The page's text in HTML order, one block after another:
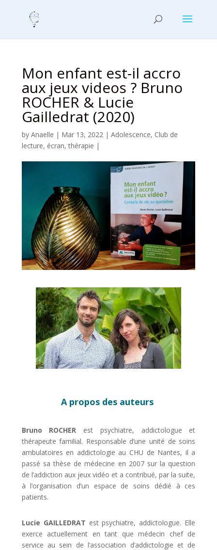
Mon enfant est-il accro
aux jeux videos ? Bruno
ROCHER & Lucie
Gailledrat (2020)
by Anaelle | Mar 13, 2022| Adolescence, Club de
lecture, écran,thérapie |
A propos des auteurs
Bruno ROCHER est psychiatre, addictologue et
thérapeute familial. Responsable d’une unité de soins
ambulatoires en addictologie au CHU de Nantes, il a
passé sa thèse de médecine en 2007 sur la question
de l’addiction aux jeux vidéo et a contribué, par la suite,
à l’organisation d’un espace de soins dédié à ces
patients.
Lucie GAILLEDRAT est psychiatre, addictologue. Elle
exerce actuellement en tant que médecin chef de
service au sein de l’association d’addictologie et de